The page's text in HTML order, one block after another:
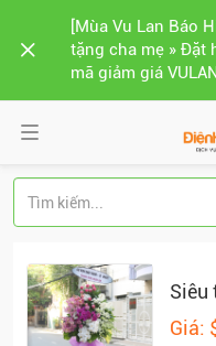
[Mùa Vu Lan Báo
tặng cha mẹ » Đặt
mã giảm giá
Siêu
Giá: